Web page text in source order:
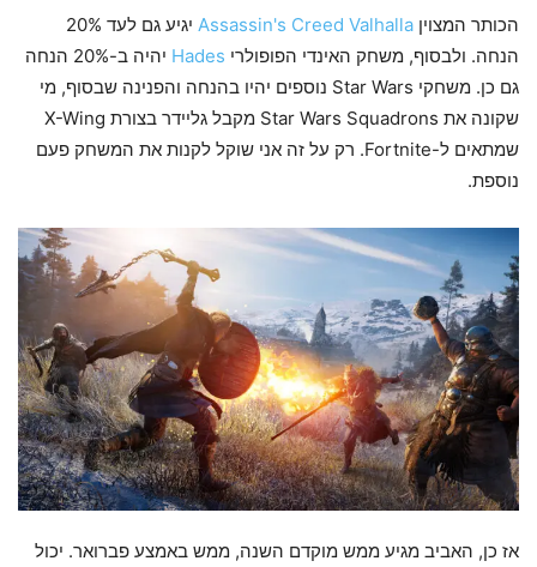
הכותר המצוין Assassin's Creed Valhalla
יגיע גם לעד 20%
הנחה. ולבסוף, משחק האינדי הפופולרי Hades
יהיה ב-20% הנחה
גם כן. משחקי Star Wars נוספים יהיו בהנחה והפנינה שבסוף, מי
שקונה את Star Wars Squadrons מקבל גליידר בצורת X-Wing
שמתאים ל-Fortnite. רק על זה אני שוקל לקנות את המשחק פעם
נוספת.
אז כן, האביב מגיע ממש מוקדם השנה, ממש באמצע פברואר. יכול